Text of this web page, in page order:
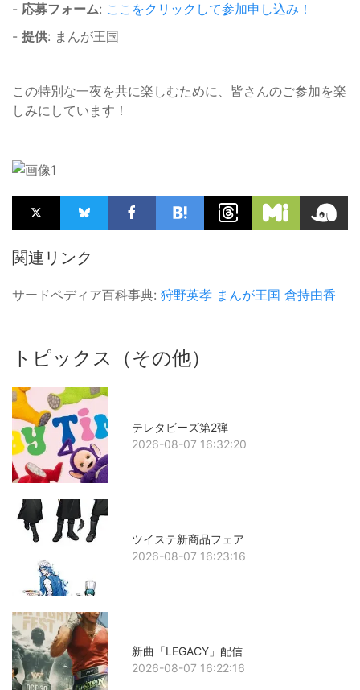
- 応募フォーム: ここをクリックして参加申し込み！
- 提供: まんが王国
この特別な一夜を共に楽しむために、皆さんのご参加を楽
しみにしています！
関連リンク
サードペディア百科事典: 狩野英孝 まんが王国 倉持由香
トピックス（その他）
テレタビーズ第2弾
2026-08-07 16:32:20
ツイステ新商品フェア
2026-08-07 16:23:16
新曲「LEGACY」配信
2026-08-07 16:22:16